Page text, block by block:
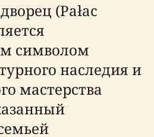
(Pałac
символом
наследия и
мастерства